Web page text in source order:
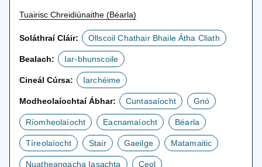
Tuairisc Chreidiúnaithe (Béarla)
Soláthraí Cláir: Ollscoil Chathair Bhaile Átha Cliath
Bealach: Iar-bhunscoile
Cineál Cúrsa: Iarchéime
Modheolaíochtaí Ábhar: Cuntasaíocht Gnó
Ríomheolaíocht Eacnamaíocht Béarla
Tíreolaíocht Stair Gaeilge Matamaitic
Nuatheangacha Iasachta Ceol